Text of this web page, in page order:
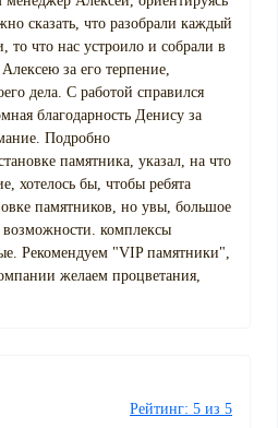
сказать, что разобрали каждый
то что нас устроило и собрали в
за его терпение,
дела. С работой справился
благодарность Денису за
Подробно
памятника, указал, на что
хотелось бы, чтобы ребята
памятников, но увы, большое
возможности. комплексы
Рекомендуем "VIP памятники",
желаем процветания,
Рейтинг: 5 из 5